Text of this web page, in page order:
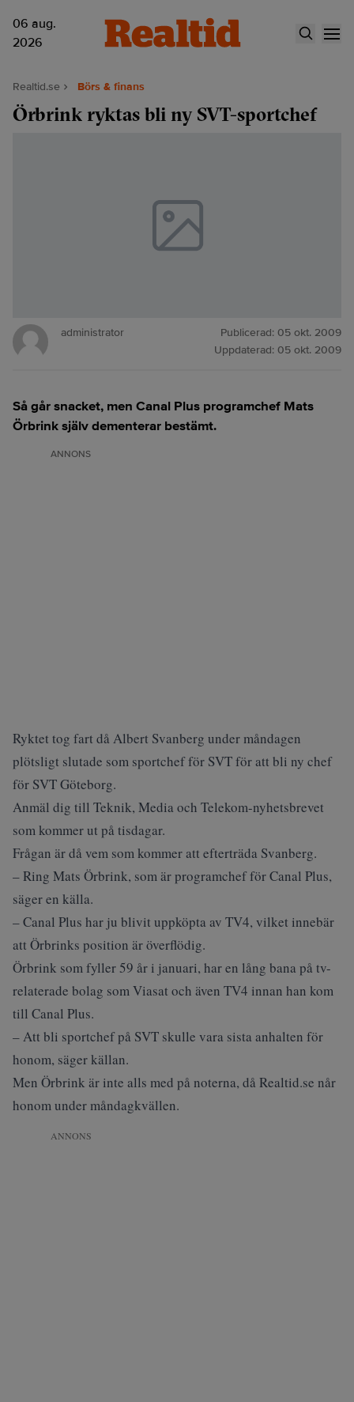
06 aug.
2026
Realtid.se Börs & finans
Örbrink ryktas bli ny SVT-sportchef
administrator Publicerad: 05 okt. 2009
Uppdaterad: 05 okt. 2009
Så går snacket, men Canal Plus programchef Mats
Örbrink själv dementerar bestämt.
ANNONS
Ryktet tog fart då Albert Svanberg under måndagen
plötsligt slutade som sportchef för SVT för att bli ny chef
för SVT Göteborg.
Anmäl dig till Teknik, Media och Telekom-nyhetsbrevet
som kommer ut på tisdagar.
Frågan är då vem som kommer att efterträda Svanberg.
– Ring Mats Örbrink, som är programchef för Canal Plus,
säger en källa.
– Canal Plus har ju blivit uppköpta av TV4, vilket innebär
att Örbrinks position är överflödig.
Örbrink som fyller 59 år i januari, har en lång bana på tv-
relaterade bolag som Viasat och även TV4 innan han kom
till Canal Plus.
– Att bli sportchef på SVT skulle vara sista anhalten för
honom, säger källan.
Men Örbrink är inte alls med på noterna, då Realtid.se når
honom under måndagkvällen.
ANNONS